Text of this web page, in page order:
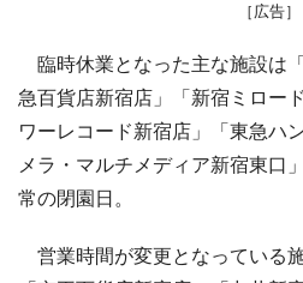
［広告］
臨時休業となった主な施設は
急百貨店新宿店」「新宿ミロー
ワーレコード新宿店」「東急ハ
メラ・マルチメディア新宿東口
常の閉園日。
営業時間が変更となっている